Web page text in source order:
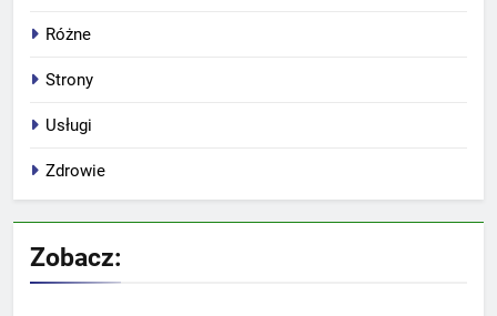
Różne
Strony
Usługi
Zdrowie
Zobacz: